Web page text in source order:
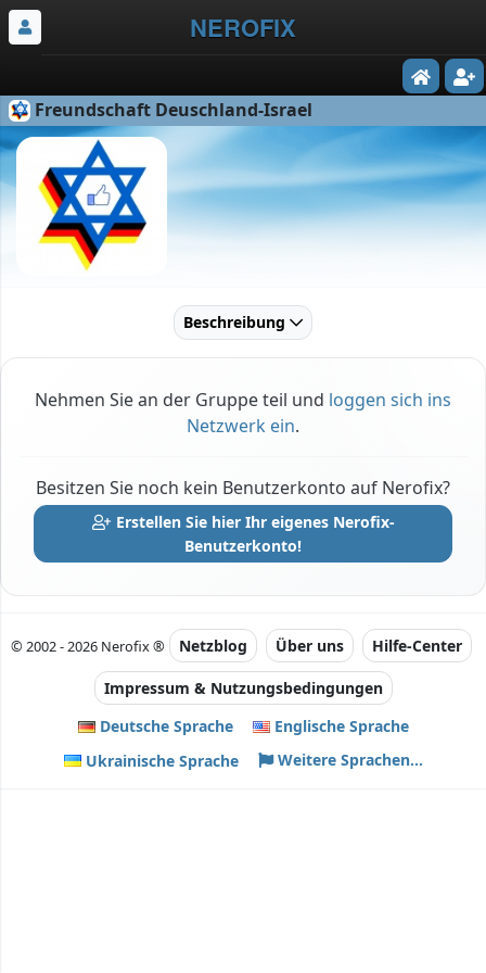
NEROFIX
Freundschaft Deuschland-Israel
Beschreibung
Nehmen Sie an der Gruppe teil und loggen sich ins
Netzwerk ein.
Besitzen Sie noch kein Benutzerkonto auf Nerofix?
Erstellen Sie hier Ihr eigenes Nerofix-
Benutzerkonto!
© 2002 - 2026 Nerofix ® Netzblog Über uns Hilfe-Center
Impressum & Nutzungsbedingungen
Deutsche Sprache
Englische Sprache
Ukrainische Sprache
Weitere Sprachen...